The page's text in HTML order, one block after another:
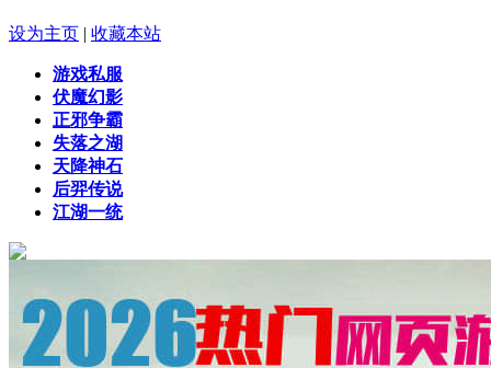
设为主页 | 收藏本站
游戏私服
伏魔幻影
正邪争霸
失落之湖
天降神石
后羿传说
江湖一统